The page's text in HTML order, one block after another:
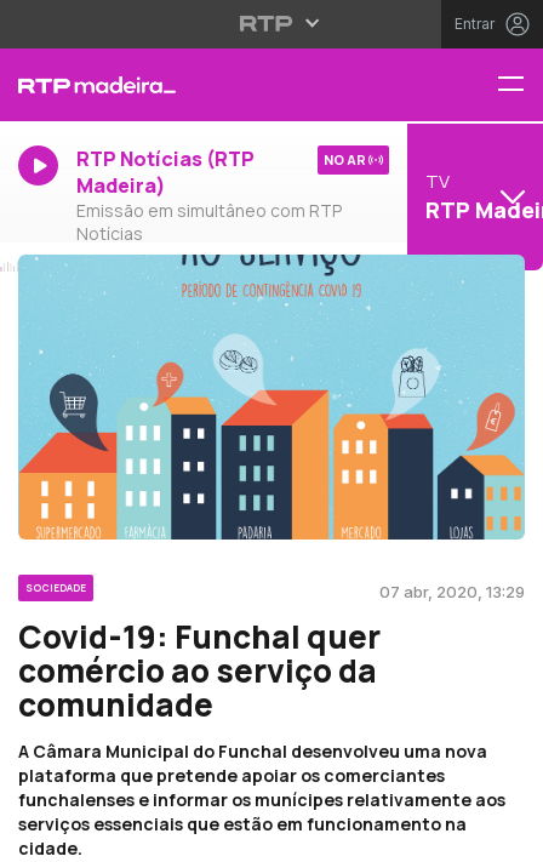
Entrar
RTP Notícias (RTP
Madeira)
Emissão em simultâneo com RTP
Notícias
NO AR
TV
RTP
SOCIEDADE 07 abr, 2020, 13:29
Covid-19: Funchal quer
comércio ao serviço da
comunidade
A Câmara Municipal do Funchal desenvolveu uma nova
plataforma que pretende apoiar os comerciantes
funchalenses e informar os munícipes relativamente aos
serviços essenciais que estão em funcionamento na
cidade.